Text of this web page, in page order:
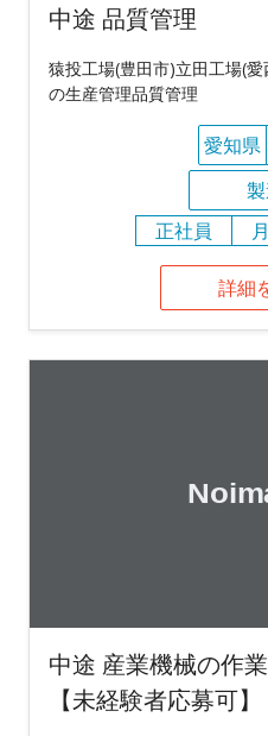
中途 品質管理
猿投工場(豊田市)立田工場(
の生産管理品質管理
愛知県
正社員
詳細
中途 産業機械の作
【未経験者応募可】